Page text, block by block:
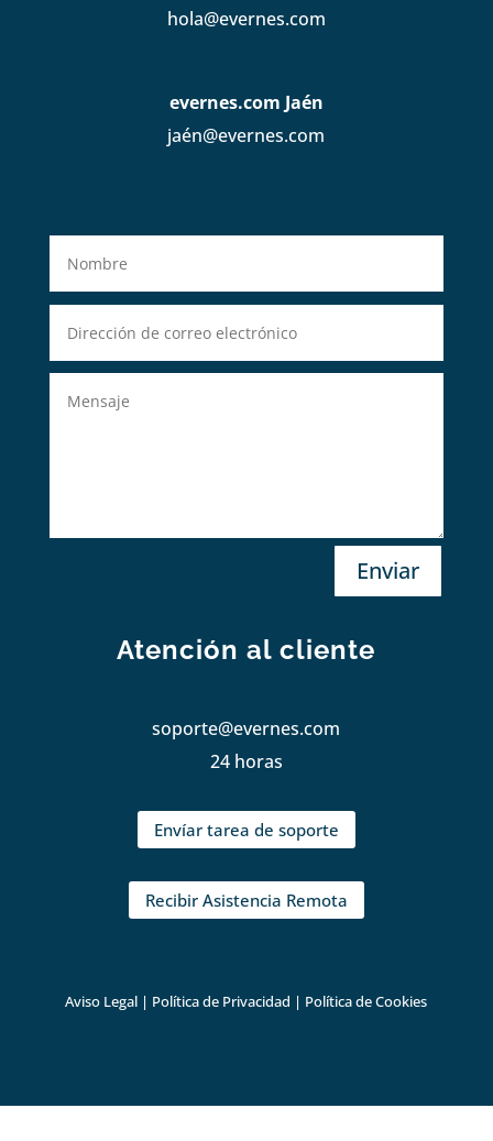
hola@evernes.com
evernes.com Jaén
jaén@evernes.com
Enviar
Atención al cliente
soporte@evernes.com
24 horas
Envíar tarea de soporte
Recibir Asistencia Remota
Aviso Legal | Política de Privacidad | Política de Cookies